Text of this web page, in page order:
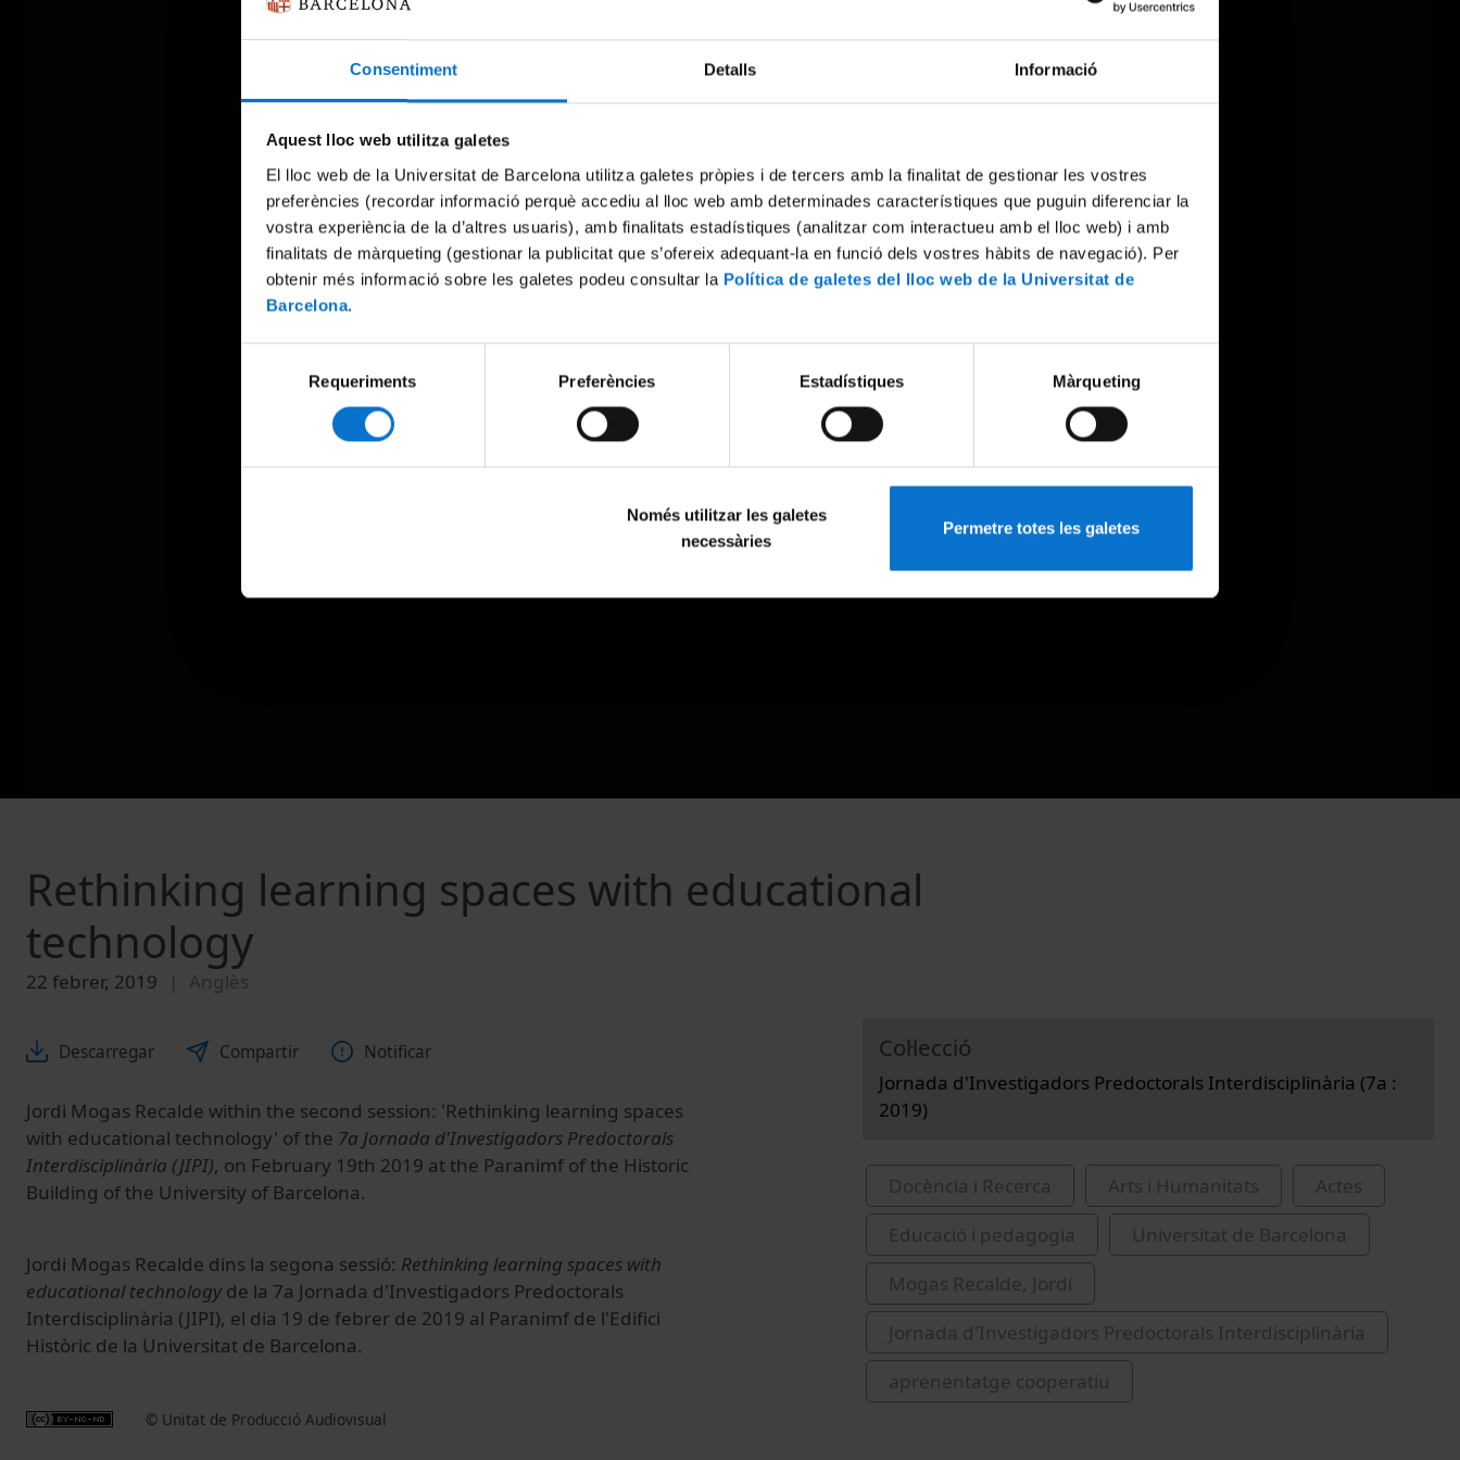
Consentiment Detalls Informació
Aquest lloc web utilitza galetes
El lloc web de la Universitat de Barcelona utilitza galetes pròpies i de tercers amb la finalitat de gestionar les vostres
preferències (recordar informació perquè accediu al lloc web amb determinades característiques que puguin diferenciar la
vostra experiència de la d’altres usuaris), amb finalitats estadístiques (analitzar com interactueu amb el lloc web) i amb
finalitats de màrqueting (gestionar la publicitat que s’ofereix adequant-la en funció dels vostres hàbits de navegació). Per
obtenir més informació sobre les galetes podeu consultar la Política de galetes del lloc web de la Universitat de
Barcelona.
consentiment
Requeriments Preferències Estadístiques Màrqueting
Només utilitzar les galetes
necessàries
Permetre totes les galetes
Try again
Rethinking learning spaces with educational
technology
22 febrer, 2019 Anglès
Descarregar Compartir Notificar
Jordi Mogas Recalde within the second session: 'Rethinking learning spaces
with educational technology' of the 7a Jornada d'Investigadors Predoctorals
Interdisciplinària (JIPI), on February 19th 2019 at the Paranimf of the Historic
Building of the University of Barcelona.
Jordi Mogas Recalde dins la segona sessió: Rethinking learning spaces with
educational technologyde la 7a Jornada d'Investigadors Predoctorals
Interdisciplinària (JIPI), el dia 19 de febrer de 2019 al Paranimf de l'Edifici
Històric de la Universitat de Barcelona.
© Unitat de Producció Audiovisual
Col·lecció
Jornada d'Investigadors Predoctorals Interdisciplinària (7a :
2019)
Docència i Recerca Arts i Humanitats
Actes
Educació i pedagogia
Universitat de Barcelona
Mogas Recalde, Jordi
Jornada d'Investigadors Predoctorals Interdisciplinària
aprenentatge cooperatiu